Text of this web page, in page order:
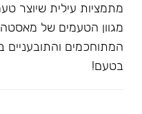
מתמציות עילית שיוצר
מגוון הטעמים של
המתוחכמים והתובעניים
בטעם!